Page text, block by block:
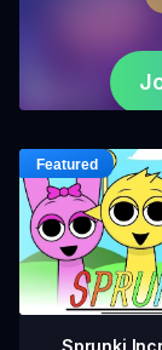
Sprunki